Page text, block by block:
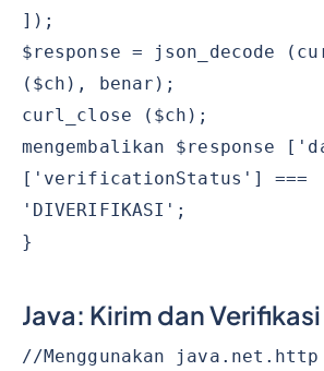
]);
$response = json_decode
($ch), benar);
curl_close ($ch);
mengembalikan $response
['verificationStatus'] ===
'DIVERIFIKASI';
}
Java: Kirim dan Verifikasi
//Menggunakan java.net.http